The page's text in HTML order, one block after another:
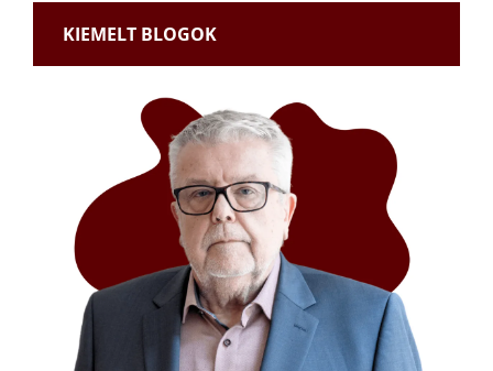
KIEMELT BLOGOK